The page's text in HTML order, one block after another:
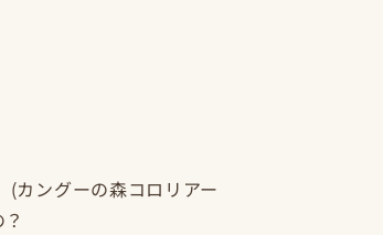
(カングーの森コロリアー